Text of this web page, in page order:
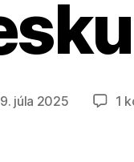
júla 2025 1